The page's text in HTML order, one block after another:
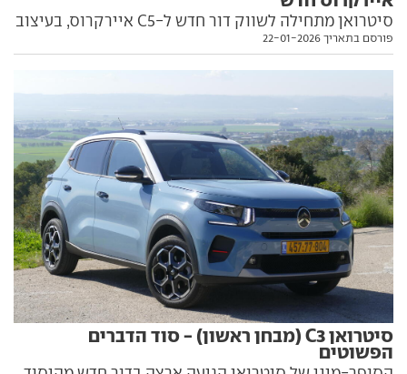
סיטרואן מתחילה לשווק דור חדש ל-C5 איירקרוס, בעיצוב
מודרני, עם ממדים גדולים יותר אבל רק עם מנוע בנזין
פורסם בתאריך 22-01-2026
סיטרואן C3 (מבחן ראשון) - סוד הדברים
הפשוטים